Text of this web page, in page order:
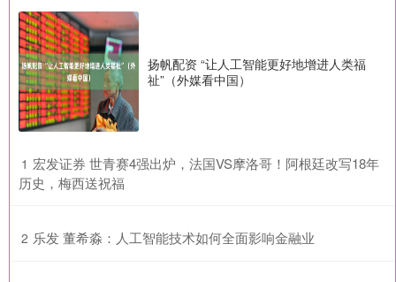
扬帆配资 “让人工智能更好地增进人类福
祉”（外媒看中国）
1 ​宏发证券 世青赛4强出炉，法国VS摩洛哥！阿根廷改写18年
历史，梅西送祝福
2 ​乐发 董希淼：人工智能技术如何全面影响金融业